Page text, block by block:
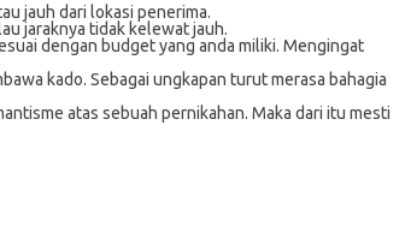
jauh dari lokasi penerima.
jaraknya tidak kelewat jauh.
dengan budget yang anda miliki. Mengingat
kado. Sebagai ungkapan turut merasa bahagia
atas sebuah pernikahan. Maka dari itu mesti